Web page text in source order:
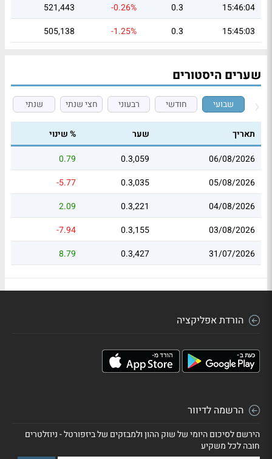
15:46:04
0.3
-0.26%
521,443
15:45:03
0.3
-1.25%
505,138
שערים היסטורים
שבועי חודשי רבעוני חצי שנתי שנתי
תאריך שער
% שינוי
06/08/2026
0.3,059
0.79
05/08/2026
0.3,035
-5.77
04/08/2026
0.3,221
2.09
03/08/2026
0.3,155
-7.94
31/07/2026
0.3,427
8.79
הורדת אפליקציה
הרשמה לדיוור
הירשם לסיכום היומי של שוק ההון ולמבזקים של ביזפורטל - ניוזלטרים
חובה לכל משקיע